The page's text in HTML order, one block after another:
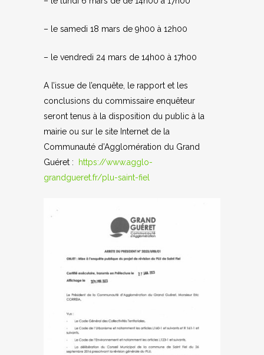
– le samedi 18 mars de 9h00 à 12h00
– le vendredi 24 mars de 14h00 à 17h00
A l’issue de l’enquête, le rapport et les
conclusions du commissaire enquêteur
seront tenus à la disposition du public à la
mairie ou sur le site Internet de la
Communauté d’Agglomération du Grand
Guéret :
https://www.agglo-
grandgueret.fr/plu-saint-fiel